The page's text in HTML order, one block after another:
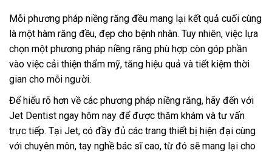
Mỗi phương pháp niềng răng đều mang lại kết quả cuối cùng
là một hàm răng đều, đẹp cho bệnh nhân. Tuy nhiên, việc lựa
chọn một phương pháp niềng răng phù hợp còn góp phần
vào việc cải thiện thẩm mỹ, tăng hiệu quả và tiết kiệm thời
gian cho mỗi người.
Để hiểu rõ hơn về các phương pháp niềng răng, hãy đến với
Jet Dentist ngay hôm nay để được thăm khám và tư vấn
trực tiếp. Tại Jet, có đầy đủ các trang thiết bị hiện đại cùng
với chuyên môn, tay nghề bác sĩ cao, từ đó sẽ mang lại cho